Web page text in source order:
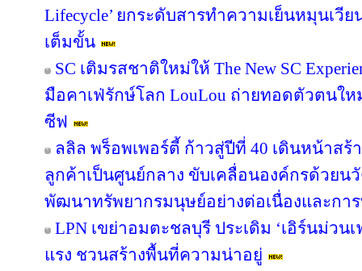
Lifecycle’ ยกระดับสารทำความเย็นหมุนเวีย
เต็มขั้น
SC เติมรสชาติใหม่ให้ The New SC
มือคาเฟ่รักษ์โลก LouLou ถ่ายทอดตัวตนใ
ซีฟ
ลลิล พร็อพเพอร์ตี้ ก้าวสู่ปีที่ 40 เดินหน้าสร้
ลูกค้าเป็นศูนย์กลาง ขับเคลื่อนองค์กรด้วยน
พัฒนาทรัพยากรมนุษย์อย่างต่อเนื่องและกา
LPN เขย่าอมตะชลบุรี ประเดิม ‘เอิร์นม่วนเ
แรง ชวนสร้างพื้นที่ความน่าอยู่